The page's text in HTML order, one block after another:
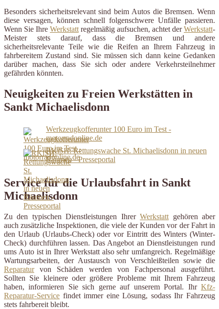
Besonders sicherheitsrelevant sind beim Autos die Bremsen. Wenn
diese versagen, können schnell folgenschwere Unfälle passieren.
Wenn Sie Ihre Werkstatt regelmäßig aufsuchen, achtet derWerkstatt-
Meister stets darauf, dass die Bremsen und andere
sicherheitsrelevante Teile wie die Reifen an Ihrem Fahrzeug in
fahrbereitem Zustand sind. Sie müssen sich dann keine Gedanken
darüber machen, dass Sie sich oder andere Verkehrsteilnehmer
gefährden könnten.
Neuigkeiten zu Freien Werkstätten in
Sankt Michaelisdonn
Werkzeugkofferunter 100 Euro im Test -
motorradonline.de
RKiSH: Rettungswache St. Michaelisdonn in neuen
Räumen - Presseportal
Service für die Urlaubsfahrt in Sankt
Michaelisdonn
Zu den typischen Dienstleistungen IhrerWerkstatt gehören aber
auch zusätzliche Inspektionen, die viele der Kunden vor der Fahrt in
den Urlaub (Urlaubs-Check) oder vor Eintritt des Winters (Winter-
Check) durchführen lassen. Das Angebot an Dienstleistungen rund
ums Auto ist in Ihrer Werkstatt also sehr umfangreich. Regelmäßige
Wartungsarbeiten, der Austausch von Verschleißteilen sowie die
Reparaturvon Schäden werden von Fachpersonal ausgeführt.
Sollten Sie kleinere oder größere Probleme mit Ihrem Fahrzeug
haben, informieren Sie sich gerne auf unserem Portal. Ihr Kfz-
Reparatur-Service findet immer eine Lösung, sodass Ihr Fahrzeug
stets fahrbereit bleibt.